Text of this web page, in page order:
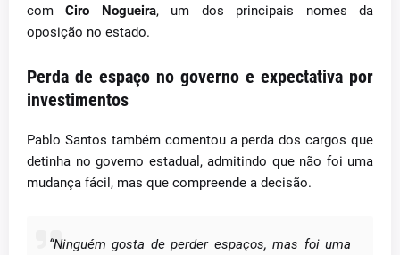
comCiro Nogueira, um dos principais nomes da
oposição no estado.
Perda de espaço no governo e expectativa por
investimentos
Pablo Santos também comentou a perda dos cargos que
detinha no governo estadual, admitindo que não foi uma
mudança fácil, mas que compreende a decisão.
“Ninguém gosta de perder espaços, mas foi uma